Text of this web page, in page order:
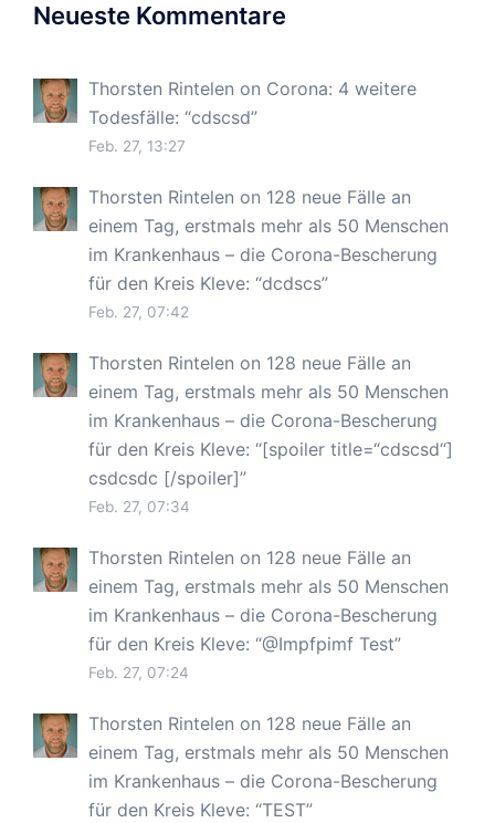
Neueste Kommentare
Thorsten Rintelen on Corona: 4 weitere
Todesfälle: “cdscsd”
Feb. 27, 13:27
Thorsten Rintelen on 128 neue Fälle an
einem Tag, erstmals mehr als 50 Menschen
im Krankenhaus – die Corona-Bescherung
für den Kreis Kleve: “dcdscs”
Feb. 27, 07:42
Thorsten Rintelen on 128 neue Fälle an
einem Tag, erstmals mehr als 50 Menschen
im Krankenhaus – die Corona-Bescherung
für den Kreis Kleve: “[spoiler title=“cdscsd“]
csdcsdc [/spoiler]”
Feb. 27, 07:34
Thorsten Rintelen on 128 neue Fälle an
einem Tag, erstmals mehr als 50 Menschen
im Krankenhaus – die Corona-Bescherung
für den Kreis Kleve: “@Impfpimf Test”
Feb. 27, 07:24
Thorsten Rintelen on 128 neue Fälle an
einem Tag, erstmals mehr als 50 Menschen
im Krankenhaus – die Corona-Bescherung
für den Kreis Kleve: “TEST”